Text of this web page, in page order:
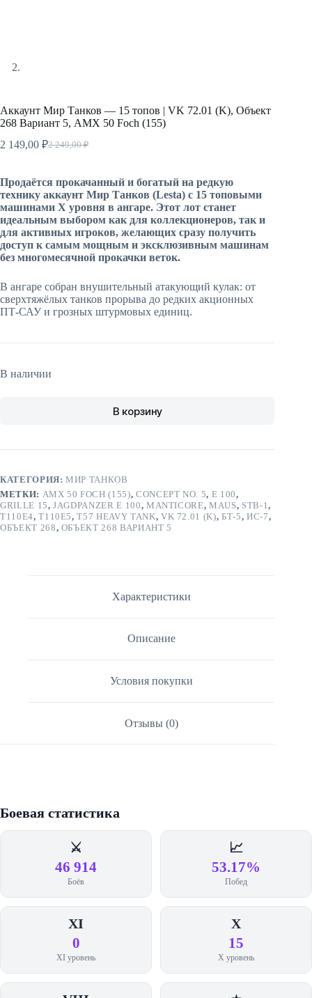
Аккаунт Мир Танков — 15 топов | VK 72.01 (K), Объект
268 Вариант 5, AMX 50 Foch (155)
2 249,00₽
Первоначальная
2
249,00 ₽.
2 149,00 ₽
Текущая
149,00 ₽.
Продаётся прокачанный и богатый на редкую
технику аккаунт Мир Танков (Lesta) с 15 топовыми
машинами X уровня в ангаре. Этот лот станет
идеальным выбором как для коллекционеров, так и
для активных игроков, желающих сразу получить
доступ к самым мощным и эксклюзивным машинам
без многомесячной прокачки веток.
В ангаре собран внушительный атакующий кулак: от
сверхтяжёлых танков прорыва до редких акционных
ПТ-САУ и грозных штурмовых единиц.
В наличии
В корзину
КАТЕГОРИЯ:МИР ТАНКОВ
МЕТКИ: AMX 50 FOCH (155), CONCEPT NO. 5, E 100,
GRILLE 15,JAGDPANZER E 100, MANTICORE,MAUS, STB-1,
T110E4,T110E5,T57 HEAVY TANK, VK 72.01 (K), БТ-5, ИС-7,
ОБЪЕКТ 268, ОБЪЕКТ 268 ВАРИАНТ 5
Характеристики
Описание
Условия покупки
Отзывы (0)
Боевая статистика
⚔️
46 914
Боёв
📈
53.17%
Побед
XI
0
XI уровень
X
15
X уровень